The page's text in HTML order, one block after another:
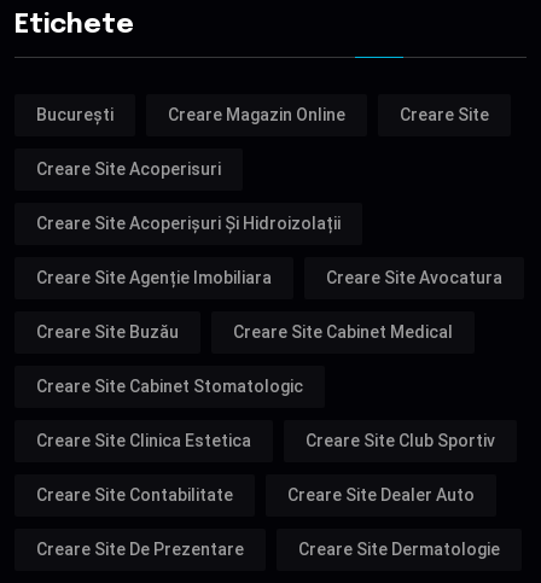
Etichete
București Creare Magazin Online Creare Site
Creare Site Acoperisuri
Creare Site Acoperișuri Și Hidroizolații
Creare Site Agenție Imobiliara Creare Site Avocatura
Creare Site Buzău Creare Site Cabinet Medical
Creare Site Cabinet Stomatologic
Creare Site Clinica Estetica Creare Site Club Sportiv
Creare Site Contabilitate Creare Site Dealer Auto
Creare Site De Prezentare Creare Site Dermatologie